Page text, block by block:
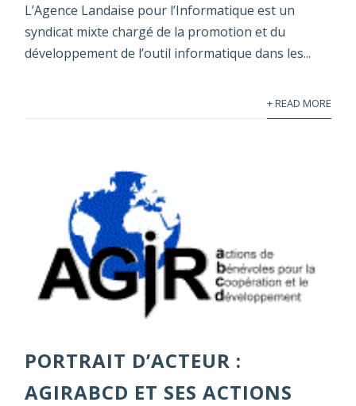
L’Agence Landaise pour l’Informatique est un
syndicat mixte chargé de la promotion et du
développement de l’outil informatique dans les...
+ READ MORE
PORTRAIT D’ACTEUR :
AGIRABCD ET SES ACTIONS